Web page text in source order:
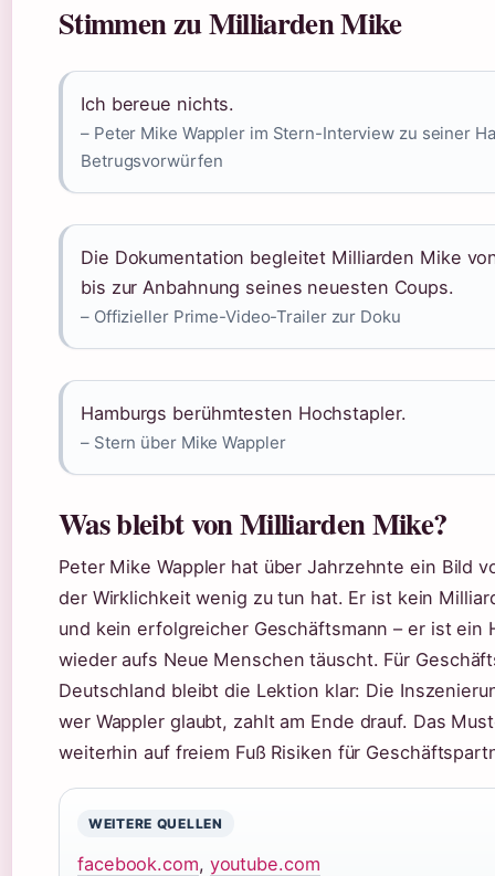
Stimmen zu Milliarden Mike
Ich bereue nichts.
– Peter Mike Wappler im Stern-Interview zu seiner
Betrugsvorwürfen
Die Dokumentation begleitet Milliarden Mike
bis zur Anbahnung seines neuesten Coups.
– Offizieller Prime-Video-Trailer zur Doku
Hamburgs berühmtesten Hochstapler.
– Stern über Mike Wappler
Was bleibt von Milliarden Mike?
Peter Mike Wappler hat über Jahrzehnte ein Bild
der Wirklichkeit wenig zu tun hat. Er ist kein
und kein erfolgreicher Geschäftsmann – er ist ein
wieder aufs Neue Menschen täuscht. Für
Deutschland bleibt die Lektion klar: Die
wer Wappler glaubt, zahlt am Ende drauf. Das
weiterhin auf freiem Fuß Risiken für
WEITERE QUELLEN
facebook.com, youtube.com